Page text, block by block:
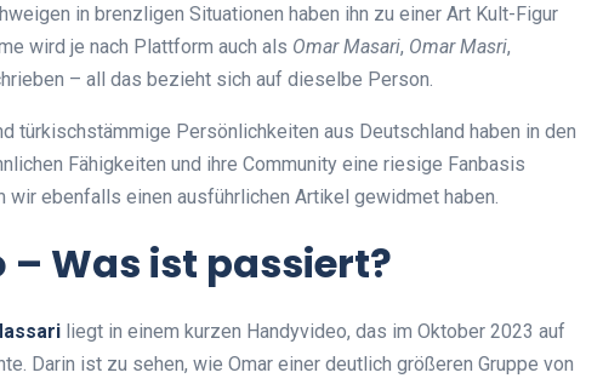
in brenzligen Situationen haben ihn zu einer Art Kult-Figur
wird je nach Plattform auch als Omar Masari, Omar Masri,
– all das bezieht sich auf dieselbe Person.
türkischstämmige Persönlichkeiten aus Deutschland haben in den
Fähigkeiten und ihre Community eine riesige Fanbasis
wir ebenfalls einen ausführlichen Artikel gewidmet haben.
– Was ist passiert?
liegt in einem kurzen Handyvideo, das im Oktober 2023 auf
Darin ist zu sehen, wie Omar einer deutlich größeren Gruppe von